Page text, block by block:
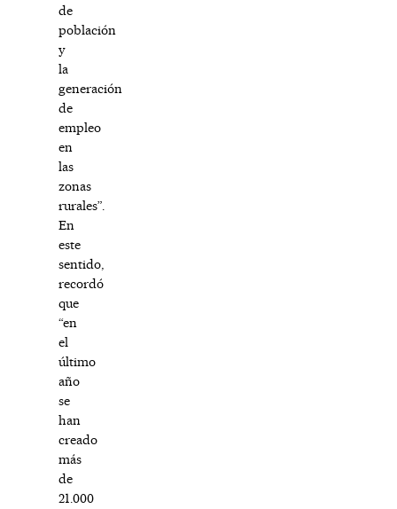
de
población
y
la
generación
de
empleo
en
las
zonas
rurales”.
En
este
sentido,
recordó
que
“en
el
último
año
se
han
creado
más
de
21.000